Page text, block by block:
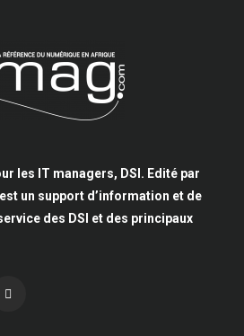
les IT managers, DSI. Edité par
un support d’information et de
des DSI et des principaux